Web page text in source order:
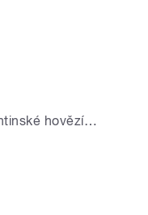
hovězí…